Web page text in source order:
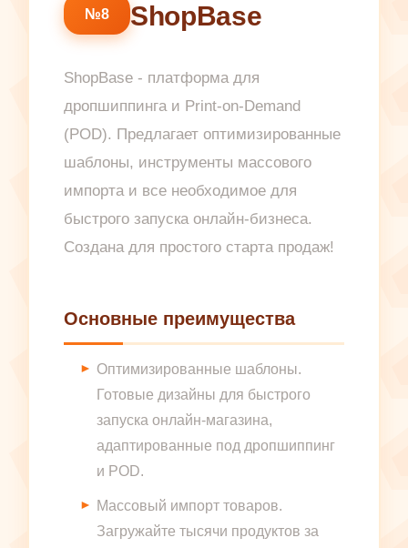
№8 ShopBase
ShopBase - платформа для
дропшиппинга и Print-on-Demand
(POD). Предлагает оптимизированные
шаблоны, инструменты массового
импорта и все необходимое для
быстрого запуска онлайн-бизнеса.
Создана для простого старта продаж!
Основные преимущества
Оптимизированные шаблоны.
Готовые дизайны для быстрого
запуска онлайн-магазина,
адаптированные под дропшиппинг
и POD.
Массовый импорт товаров.
Загружайте тысячи продуктов за